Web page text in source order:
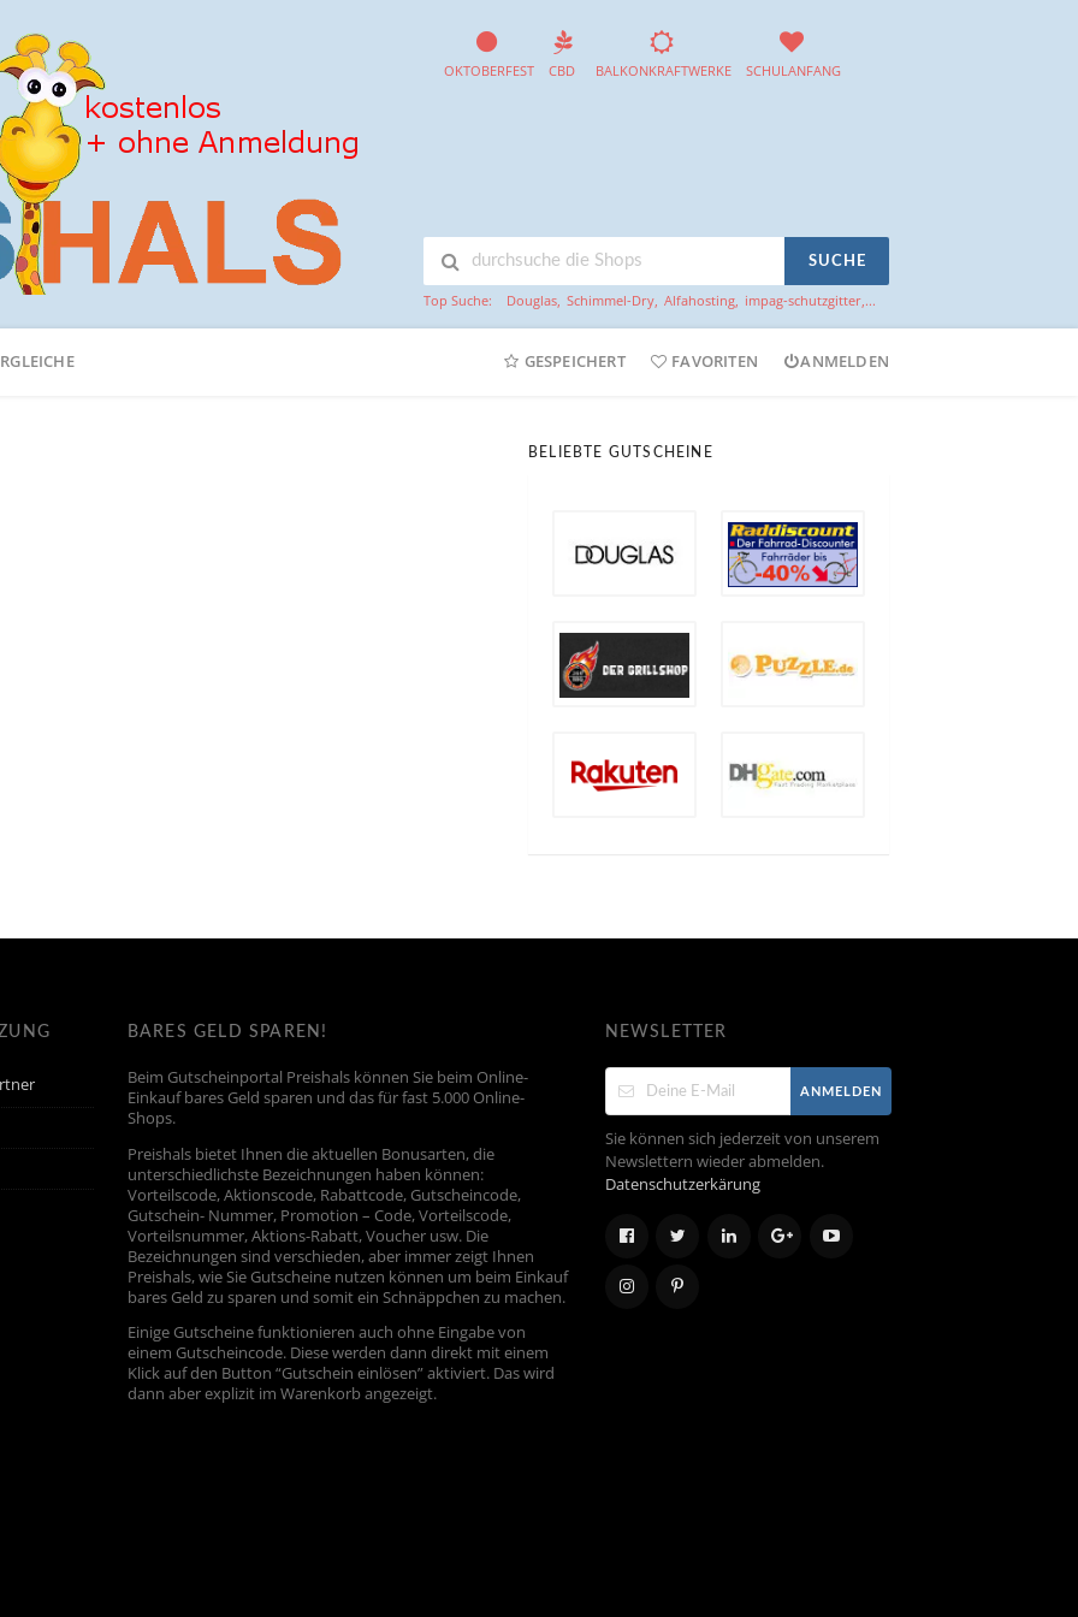
OKTOBERFEST CBD BALKONKRAFTWERKE SCHULANFANG
SUCHE
Top Suche: Douglas, Schimmel-Dry, Alfahosting, impag-schutzgitter,...
GESPEICHERT FAVORITEN ANMELDEN
BELIEBTE GUTSCHEINE
BARES GELD SPAREN!
Beim Gutscheinportal Preishals können Sie beim Online-
Einkauf bares Geld sparen und das für fast 5.000 Online-
Shops.
Preishals bietet Ihnen die aktuellen Bonusarten, die
unterschiedlichste Bezeichnungen haben können:
Vorteilscode, Aktionscode, Rabattcode, Gutscheincode,
Gutschein- Nummer, Promotion – Code, Vorteilscode,
Vorteilsnummer, Aktions-Rabatt, Voucher usw. Die
Bezeichnungen sind verschieden, aber immer zeigt Ihnen
Preishals, wie Sie Gutscheine nutzen können um beim Einkauf
bares Geld zu sparen und somit ein Schnäppchen zu machen.
Einige Gutscheine funktionieren auch ohne Eingabe von
einem Gutscheincode. Diese werden dann direkt mit einem
Klick auf den Button “Gutschein einlösen” aktiviert. Das wird
dann aber explizit im Warenkorb angezeigt.
NEWSLETTER
ANMELDEN
Sie können sich jederzeit von unserem
Newslettern wieder abmelden.
Datenschutzerkärung